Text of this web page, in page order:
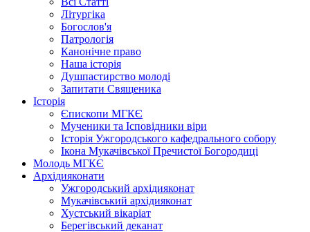
Літургіка
Богослов'я
Патрологія
Канонічне право
Наша історія
Душпастирство молоді
Запитати Священика
Історія
Єпископи МГКЄ
Мученики та Ісповідники віри
Історія Ужгородського кафедрального собору
Ікона Мукачівської Пречистої Богородиці
Молодь МГКЄ
Архідияконати
Ужгородський архідияконат
Мукачівський архідияконат
Хустський вікаріат
Берегівський деканат